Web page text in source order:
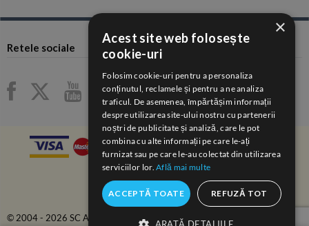
Retele sociale
© 2004 - 2026 SC ANAIDA COM-SERV SRL.
×
Acest site web folosește
cookie-uri
Folosim cookie-uri pentru a personaliza
conținutul, reclamele și pentru a ne analiza
traficul. De asemenea, împărtășim informații
despre utilizarea site-ului nostru cu partenerii
noștri de publicitate și analiză, care le pot
combina cu alte informații pe care le-ați
furnizat sau pe care le-au colectat din utilizarea
serviciilor lor.Află mai multe
ACCEPTĂ TOATE REFUZĂ TOT